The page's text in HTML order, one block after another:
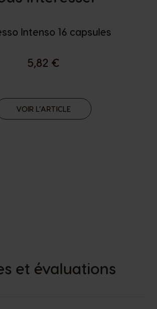
Intenso 16 capsules
5,82 €
VOIR L’ARTICLE
et évaluations